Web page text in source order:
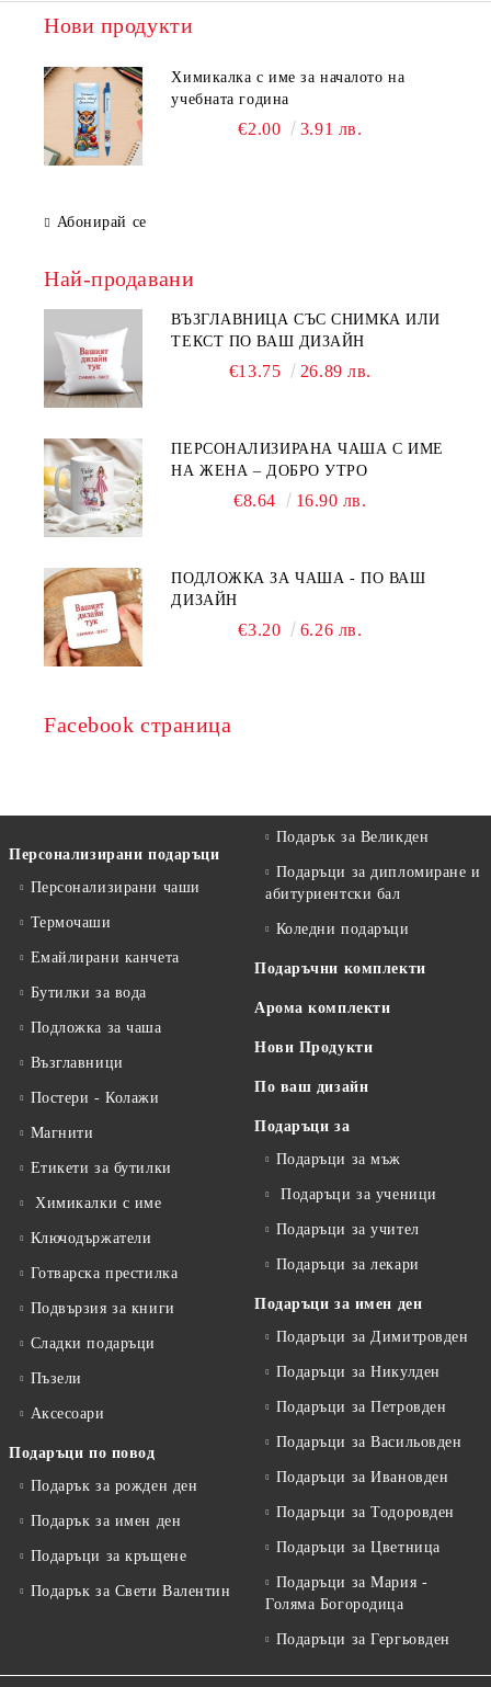
Нови продукти
Химикалка с име за началото на
учебната година
€2.00 3.91 лв.
Абонирай се
Най-продавани
ВЪЗГЛАВНИЦА СЪС СНИМКА ИЛИ
ТЕКСТ ПО ВАШ ДИЗАЙН
€13.75 26.89 лв.
ПЕРСОНАЛИЗИРАНА ЧАША С ИМЕ
НА ЖЕНА – ДОБРО УТРО
€8.64 16.90 лв.
ПОДЛОЖКА ЗА ЧАША - ПО ВАШ
ДИЗАЙН
€3.20 6.26 лв.
Facebook страница
Персонализирани подаръци
Персонализирани чаши
Термочаши
Емайлирани канчета
Бутилки за вода
Подложка за чаша
Възглавници
Постери - Колажи
Магнити
Етикети за бутилки
Химикалки с име
Ключодържатели
Готварска престилка
Подвързия за книги
Сладки подаръци
Пъзели
Аксесоари
Подаръци по повод
Подарък за рожден ден
Подарък за имен ден
Подаръци за кръщене
Подарък за Свети Валентин
Подарък за Великден
Подаръци за дипломиране и
абитуриентски бал
Коледни подаръци
Подаръчни комплекти
Арома комплекти
Нови Продукти
По ваш дизайн
Подаръци за
Подаръци за мъж
Подаръци за ученици
Подаръци за учител
Подаръци за лекари
Подаръци за имен ден
Подаръци за Димитровден
Подаръци за Никулден
Подаръци за Петровден
Подаръци за Васильовден
Подаръци за Ивановден
Подаръци за Тодоровден
Подаръци за Цветница
Подаръци за Мария -
Голяма Богородица
Подаръци за Гергьовден